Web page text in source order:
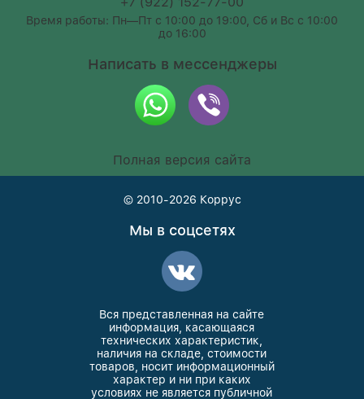
Время работы: Пн—Пт с 10:00 до 19:00, Сб и Вс с 10:00
до 16:00
Написать в мессенджеры
Полная версия сайта
© 2010-2026 Коррус
Мы в соцсетях
Вся представленная на сайте
информация, касающаяся
технических характеристик,
наличия на складе, стоимости
товаров, носит информационный
характер и ни при каких
условиях не является публичной